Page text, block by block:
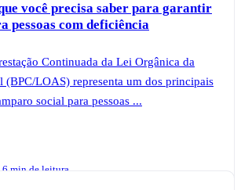
você precisa saber para garantir
pessoas com deficiência
Continuada da Lei Orgânica da
(BPC/LOAS) representa um dos principais
social para pessoas ...
6 min de leitura